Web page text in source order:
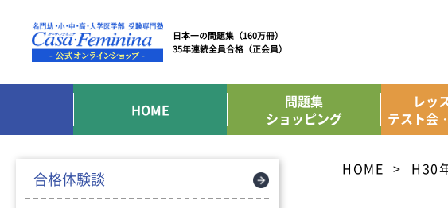
日本一の問題集（160万冊）
35年連続全員合格（正会員）
HOME
問題集
ショッピング
レッ
テスト会
HOME H30
合格体験談